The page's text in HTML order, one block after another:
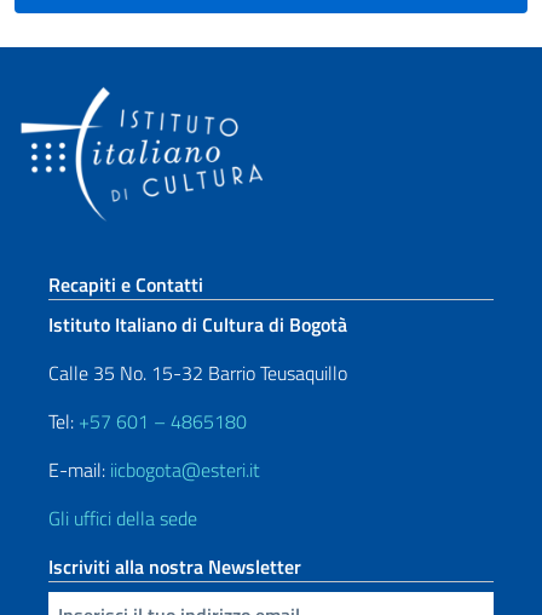
Sezione footer
Recapiti e Contatti
Istituto Italiano di Cultura di Bogotà
Calle 35 No. 15-32 Barrio Teusaquillo
Tel: +57 601 – 4865180
E-mail: iicbogota@esteri.it
Gli uffici della sede
Iscriviti alla nostra Newsletter